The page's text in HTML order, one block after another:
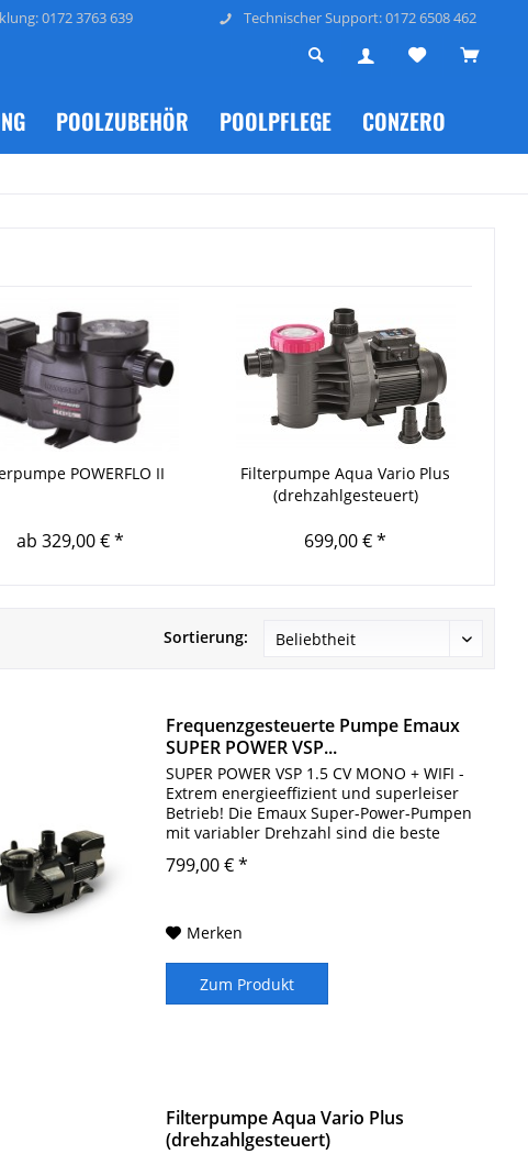
0172 3763 639 Technischer Support: 0172 6508 462
POOLZUBEHÖR POOLPFLEGE CONZERO
POWERFLO II
ab 329,00 € *
Filterpumpe Aqua Vario Plus
(drehzahlgesteuert)
699,00 € *
Sortierung:
Frequenzgesteuerte Pumpe Emaux
SUPER POWER VSP...
SUPER POWER VSP 1.5 CV MONO + WIFI -
Extrem energieeffizient und superleiser
Betrieb! Die Emaux Super-Power-Pumpen
mit variabler Drehzahl sind die beste
Lösung, um Energie zu sparen, die
Effizienz zu erhöhen und die
799,00 € *
Merken
Zum Produkt
Filterpumpe Aqua Vario Plus
(drehzahlgesteuert)